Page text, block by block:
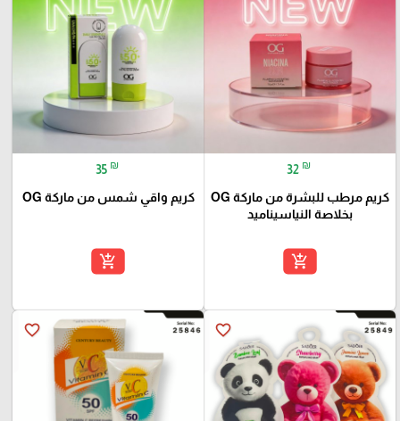
32 ₪
كريم مرطب للبشرة من ماركة OG
بخلاصة النياسيناميد
add_shopping_cart
35 ₪
كريم واقي شمس من ماركة OG
add_shopping_cart
favorite_border
favorite_border